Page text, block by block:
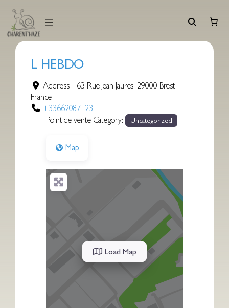
contenu
L HEBDO
Address: 163 Rue Jean Jaures, 29000 Brest,
France
+33662087123
Point de vente Category:
Uncategorized
Map
Load Map